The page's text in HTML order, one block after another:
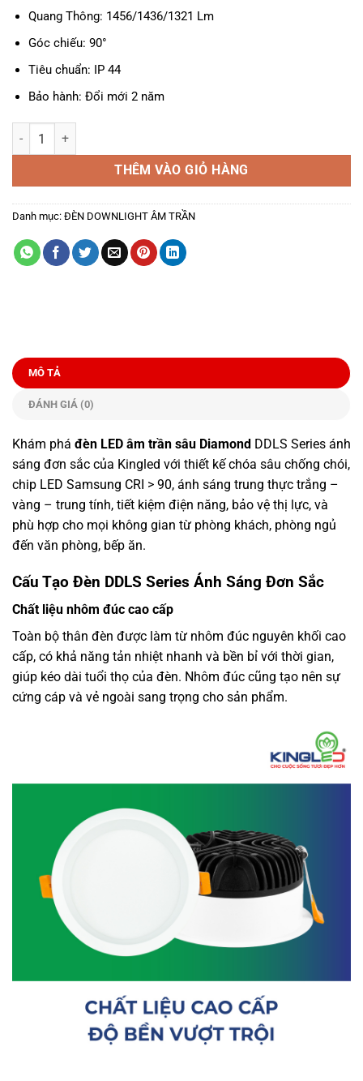
Quang Thông: 1456/1436/1321 Lm
Góc chiếu: 90°
Tiêu chuẩn: IP 44
Bảo hành: Đổi mới 2 năm
ĐÈN LED ÂM TRẦN DIAMOND SÂU 15W, LỖ KHOÉT 110MM, ÁNH
THÊM VÀO GIỎ HÀNG
Danh mục: ĐÈN DOWNLIGHT ÂM TRẦN
MÔ TẢ
ĐÁNH GIÁ (0)
Khám phá đèn LED âm trần sâu Diamond DDLS Series ánh
sáng đơn sắc của Kingled với thiết kế chóa sâu chống chói,
chip LED Samsung CRI > 90, ánh sáng trung thực trắng –
vàng – trung tính, tiết kiệm điện năng, bảo vệ thị lực, và
phù hợp cho mọi không gian từ phòng khách, phòng ngủ
đến văn phòng, bếp ăn.
Cấu Tạo Đèn DDLS Series Ánh Sáng Đơn Sắc
Chất liệu nhôm đúc cao cấp
Toàn bộ thân đèn được làm từ nhôm đúc nguyên khối cao
cấp, có khả năng tản nhiệt nhanh và bền bỉ với thời gian,
giúp kéo dài tuổi thọ của đèn. Nhôm đúc cũng tạo nên sự
cứng cáp và vẻ ngoài sang trọng cho sản phẩm.